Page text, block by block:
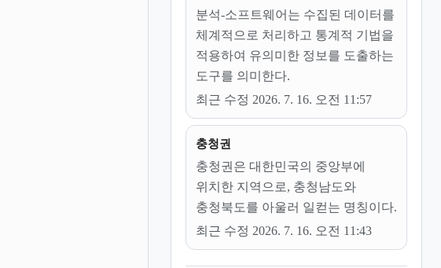
분석-소프트웨어는 수집된 데이터를
체계적으로 처리하고 통계적 기법을
적용하여 유의미한 정보를 도출하는
도구를 의미한다.
최근 수정 2026. 7. 16. 오전 11:57
충청권
충청권은 대한민국의 중앙부에
위치한 지역으로, 충청남도와
충청북도를 아울러 일컫는 명칭이다.
최근 수정 2026. 7. 16. 오전 11:43